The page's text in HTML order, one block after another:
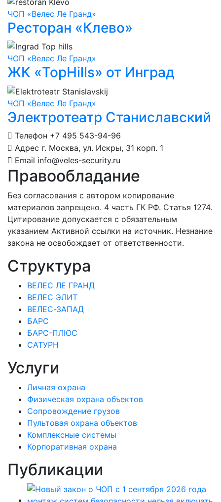
ЧОП «Велес Ле Гранд»
Ресторан «Клево»
ЧОП «Велес Ле Гранд»
ЖК «TopHills» от Инград
ЧОП «Велес Ле Гранд»
Электротеатр Станиславский
Телефон +7 495 543-94-96
Адрес г. Москва, ул. Искры, 31 корп. 1
Email info@veles-security.ru
Правообладание
Без согласования с автором копирование
материалов запрещено. 4 часть ГК РФ. Статья 1274.
Цитирование допускается с обязательным
указанием Активной ссылки на источник. Незнание
закона не освобождает от ответственности.
Структура
ВЕЛЕС ЛЕ ГРАНД
ВЕЛЕС ЭЛИТ
ВЕЛЕС-ЗАПАД
БАРС
БАРС-ПЛЮС
САТУРН
Услуги
Личная охрана
Физическая охрана объектов
Сопровождение грузов
Пультовая охрана объектов
Комплексные системы
Корпоративная охрана
Публикации